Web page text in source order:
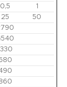
0,5
1
25
50